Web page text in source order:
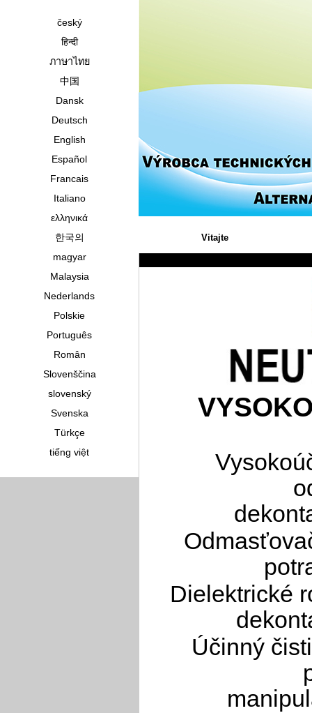
český
हिन्दी
ภาษาไทย
中国
Dansk
Deutsch
English
Español
Francais
Italiano
ελληνικά
한국의
magyar
Malaysia
Nederlands
Polskie
Português
Român
Slovenščina
slovenský
Svenska
Türkçe
tiếng việt
Vitajte
Dielektrické
Účinný